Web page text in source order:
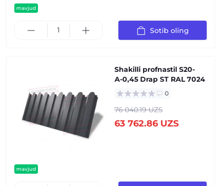
mavjud
Sotib oling
mavjud
Shakilli profnastil S20-
А-0,45 Drap ST RAL 7024
0
76 040.19 UZS
63 762.86 UZS